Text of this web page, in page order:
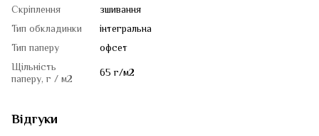
Скріплення
зшивання
Тип обкладинки
інтегральна
Тип паперу
офсет
Щільність
паперу, г / м2
65 г/м2
Відгуки